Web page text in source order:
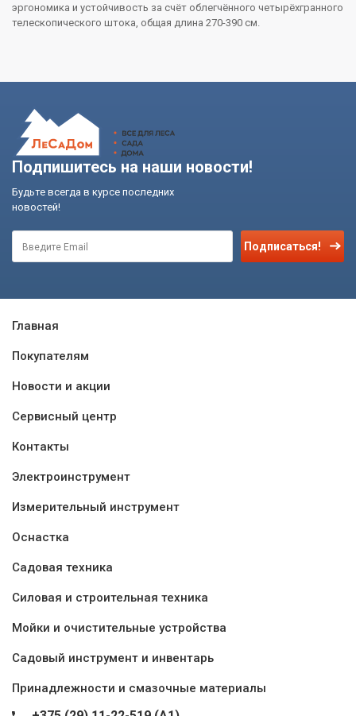
эргономика и устойчивость за счёт облегчённого четырёхгранного
телескопического штока, общая длина 270-390 см.
Подпишитесь на наши новости!
Будьте всегда в курсе последних
новостей!
Подписаться!
Главная
Покупателям
Новости и акции
Сервисный центр
Контакты
Электроинструмент
Измерительный инструмент
Оснастка
Садовая техника
Силовая и строительная техника
Мойки и очистительные устройства
Садовый инструмент и инвентарь
Принадлежности и смазочные материалы